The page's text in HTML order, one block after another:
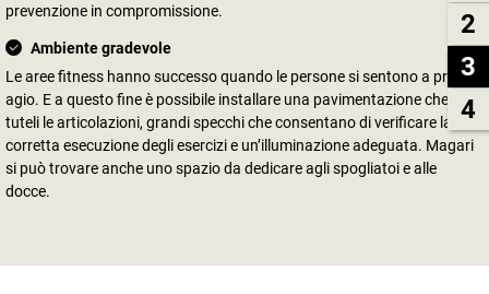
2
3
4
prevenzione in compromissione.
Ambiente gradevole
Le aree fitness hanno successo quando le persone si sentono a proprio
agio. E a questo fine è possibile installare una pavimentazione che
tuteli le articolazioni, grandi specchi che consentano di verificare la
corretta esecuzione degli esercizi e un’illuminazione adeguata. Magari
si può trovare anche uno spazio da dedicare agli spogliatoi e alle
docce.